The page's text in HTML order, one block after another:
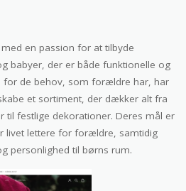
en passion for at tilbyde
babyer, der er både funktionelle og
for de behov, som forældre har, har
et sortiment, der dækker alt fra
til festlige dekorationer. Deres mål er
livet lettere for forældre, samtidig
personlighed til børns rum.